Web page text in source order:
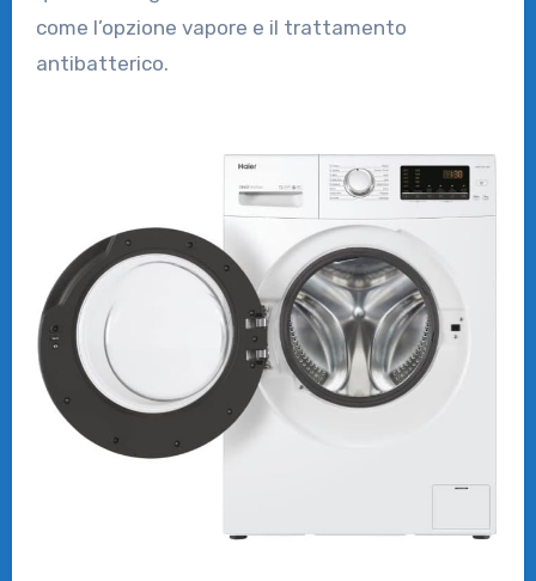
come l’opzione vapore e il trattamento
antibatterico.